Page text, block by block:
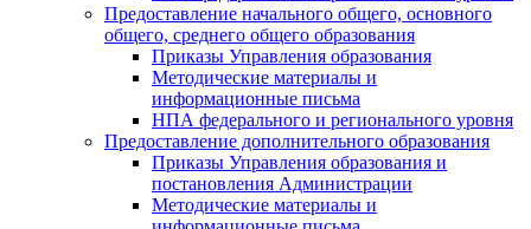
Предоставление начального общего, основного
общего, среднего общего образования
Приказы Управления образования
Методические материалы и
информационные письма
НПА федерального и регионального уровня
Предоставление дополнительного образования
Приказы Управления образования и
постановления Администрации
Методические материалы и